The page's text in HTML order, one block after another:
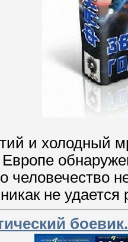
и холодный
человечество
не